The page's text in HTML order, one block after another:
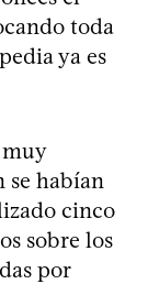
toda
ya es
se habían
cinco
sobre los
por